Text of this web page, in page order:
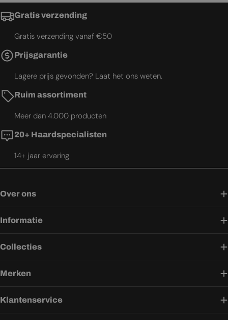
Gratis verzending
Gratis verzending vanaf €50
Prijsgarantie
Lagere prijs gevonden? Laat het ons weten.
Ruim assortiment
Meer dan 4.000 producten
20+ Haardspecialisten
14+ jaar ervaring
Over ons
Informatie
Collecties
Merken
Klantenservice